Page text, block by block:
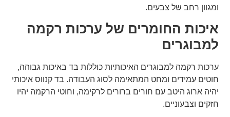
ומגוון רחב של צבעים.
איכות החומרים של ערכות רקמה
למבוגרים
ערכות רקמה למבוגרים האיכותיות כוללות בד באיכות גבוהה,
חוטים עמידים ומחט המתאימה לסוג העבודה. בד קנווס איכותי
יהיה ארוג היטב עם חורים ברורים לרקימה, וחוטי הרקמה יהיו
חזקים וצבעוניים.